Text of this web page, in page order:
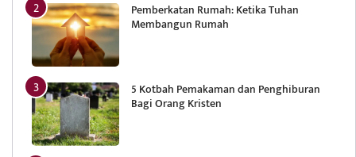
Pemberkatan Rumah: Ketika Tuhan
Membangun Rumah
5 Kotbah Pemakaman dan Penghiburan
Bagi Orang Kristen